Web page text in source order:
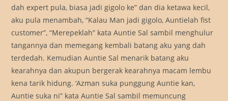
dah expert pula, biasa jadi gigolo ke” dan dia ketawa kecil,
aku pula menambah, “Kalau Man jadi gigolo, Auntielah fist
customer”, “Merepeklah” kata Auntie Sal sambil menghulur
tangannya dan memegang kembali batang aku yang dah
terdedah. Kemudian Auntie Sal menarik batang aku
kearahnya dan akupun bergerak kearahnya macam lembu
kena tarik hidung. ‘Azman suka punggung Auntie kan,
Auntie suka ni” kata Auntie Sal sambil memuncung